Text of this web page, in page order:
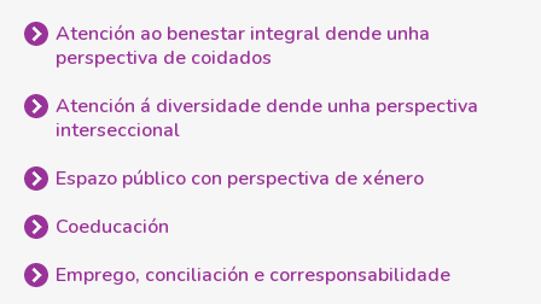
Atención ao benestar integral dende unha
perspectiva de coidados
Atención á diversidade dende unha perspectiva
interseccional
Espazo público con perspectiva de xénero
Coeducación
Emprego, conciliación e corresponsabilidade